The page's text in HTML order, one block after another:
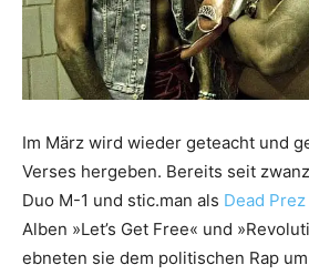
Im März wird wieder geteacht und
Verses hergeben. Bereits seit
Duo M-1 und stic.man als Dead Prez
Alben »Let’s Get Free« und
ebneten sie dem politischen Rap